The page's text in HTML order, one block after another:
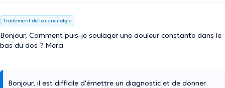
Traitement de la cervicalgie
Bonjour, Comment puis-je soulager une douleur constante dans le
bas du dos ? Merci
Bonjour, il est difficile d'émettre un diagnostic et de donner